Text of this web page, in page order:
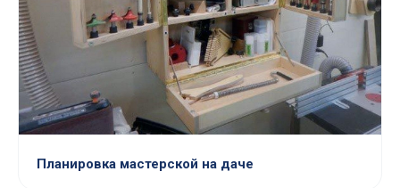
Планировка мастерской на даче